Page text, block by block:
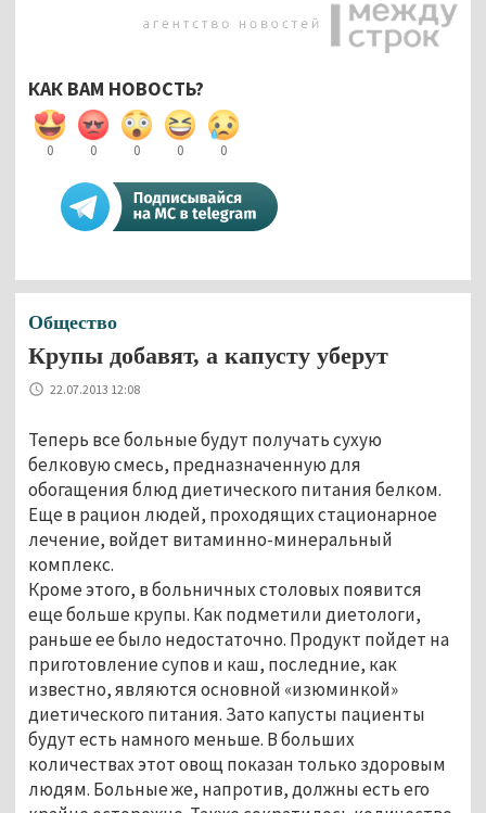
КАК ВАМ НОВОСТЬ?
0 0 0 0 0
Общество
Крупы добавят, а капусту уберут
22.07.2013 12:08
Теперь все больные будут получать сухую
белковую смесь, предназначенную для
обогащения блюд диетического питания белком.
Еще в рацион людей, проходящих стационарное
лечение, войдет витаминно-минеральный
комплекс.
Кроме этого, в больничных столовых появится
еще больше крупы. Как подметили диетологи,
раньше ее было недостаточно. Продукт пойдет на
приготовление супов и каш, последние, как
известно, являются основной «изюминкой»
диетического питания. Зато капусты пациенты
будут есть намного меньше. В больших
количествах этот овощ показан только здоровым
людям. Больные же, напротив, должны есть его